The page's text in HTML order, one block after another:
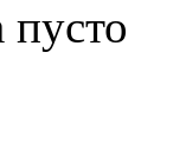
пусто